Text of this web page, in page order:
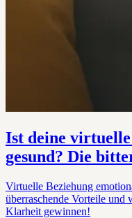
Ist deine
gesund? Die
Virtuelle Beziehung
überraschende Vorteile
Klarheit gewinnen!